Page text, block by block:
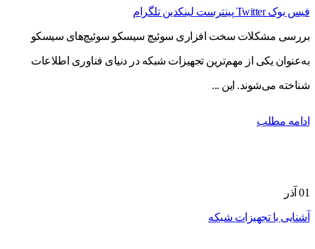
فیس بوک Twitter پینترست لینکدین تلگرام
بررسی مشکلات سخت افزاری سوئیچ سیسکو سوئیچ‌های سیسکو
به‌عنوان یکی از مهم‌ترین تجهیزات شبکه در دنیای فناوری اطلاعات
شناخته می‌شوند. این ...
ادامه مطلب
01 آذر
آشنایی با تجهیزات شبکه